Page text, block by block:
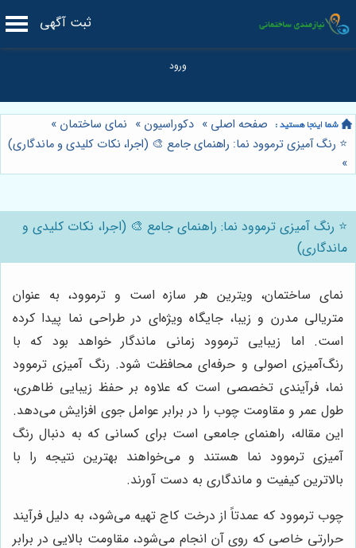
ثبت آگهی
صفحه اصلی » دکوراسیون » نمای ساختمان »
⭐️ رنگ آمیزی ترموود نما: راهنمای جامع 🎨 (اجرا، نکات کلیدی و ماندگاری)
»
⭐️ رنگ آمیزی ترموود نما: راهنمای جامع 🎨 (اجرا، نکات کلیدی و
ماندگاری)
نمای ساختمان، ویترین هر سازه است و ترموود، به عنوان
متریالی مدرن و زیبا، جایگاه ویژه‌ای در طراحی نما پیدا کرده
است. اما زیبایی ترموود زمانی ماندگار خواهد بود که با
رنگ‌آمیزی اصولی و حرفه‌ای محافظت شود. رنگ آمیزی ترموود
نما، فرآیندی تخصصی است که علاوه بر حفظ زیبایی ظاهری،
طول عمر و مقاومت چوب را در برابر عوامل جوی افزایش می‌دهد.
این مقاله، راهنمای جامعی است برای کسانی که به دنبال رنگ
آمیزی ترموود نما هستند و می‌خواهند بهترین نتیجه را با
بالاترین کیفیت و ماندگاری به دست آورند.
چوب ترموود که عمدتاً از درخت کاج تهیه می‌شود، به دلیل فرآیند
حرارتی خاصی که روی آن انجام می‌شود، مقاومت بالایی در برابر